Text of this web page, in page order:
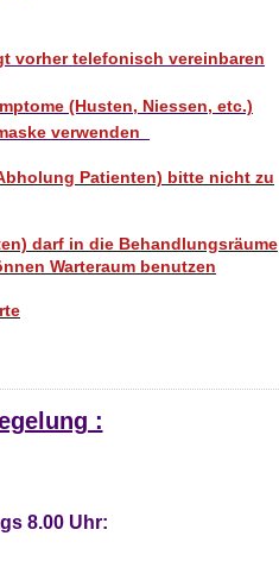
vorher telefonisch vereinbaren
(Husten, Niessen, etc.)
verwenden
Patienten) bitte nicht zu
darf in die Behandlungsräume
Warteraum benutzen
:
8.00 Uhr: